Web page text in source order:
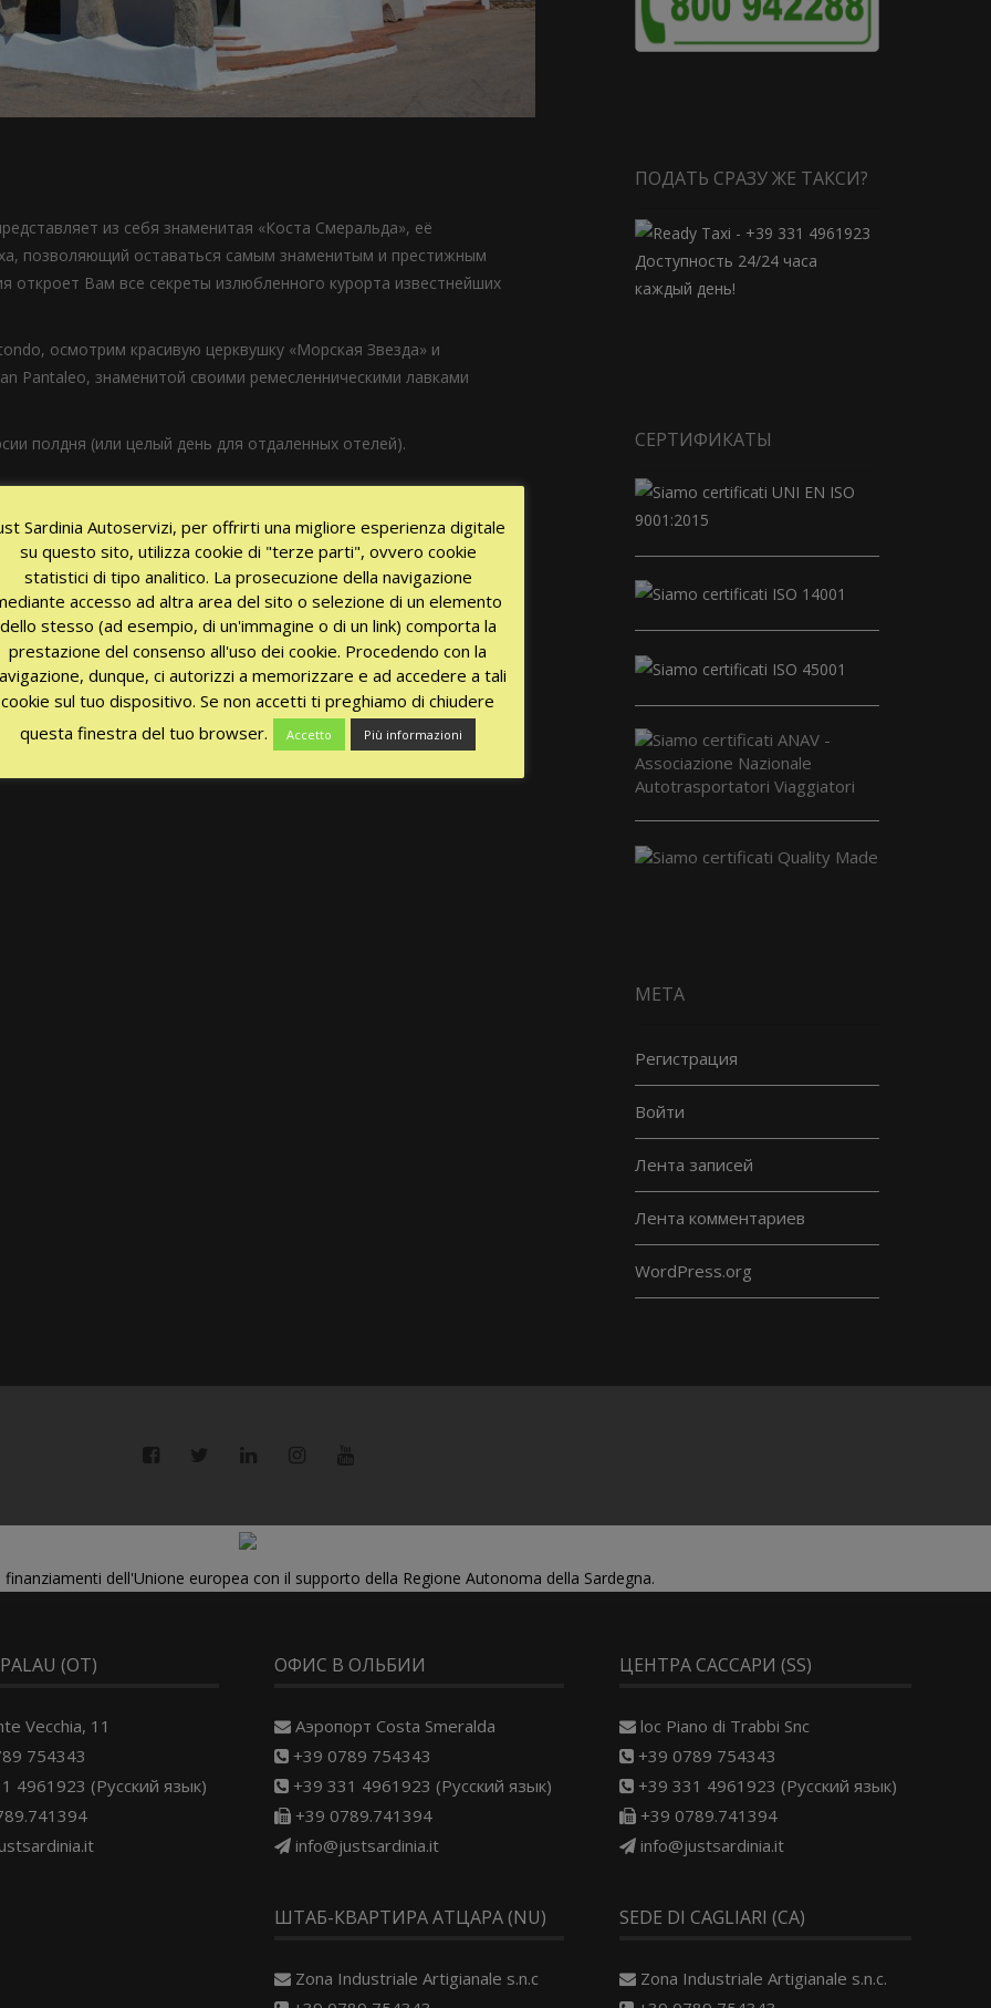
из себя знаменитая «Коста Смеральда», её
позволяющий оставаться самым знаменитым и престижным
откроет Вам все секреты излюбленного курорта известнейших
осмотрим красивую церквушку «Морская Звезда» и
Pantaleo, знаменитой своими ремесленническими лавками
полдня (или целый день для отдаленных отелей).
ПОДАТЬ СРАЗУ ЖЕ ТАКСИ?
Доступность 24/24 часа
каждый день!
СЕРТИФИКАТЫ
МЕТА
Регистрация
Войти
Лента записей
Лента комментариев
WordPress.org
dell'Unione europea con il supporto della Regione Autonoma della Sardegna.
(OT)
Vecchia, 11
754343
4961923 (Русский язык)
ОФИС В ОЛЬБИИ
Aэропорт Costa Smeralda
+39 0789 754343
+39 331 4961923 (Русский язык)
+39 0789.741394
info@justsardinia.it
ШТАБ-КВАРТИРА АТЦАРА (NU)
Zona Industriale Artigianale s.n.c
ЦЕНТРА САССАРИ (SS)
loc Piano di Trabbi Snc
+39 0789 754343
+39 331 4961923 (Русский язык)
+39 0789.741394
info@justsardinia.it
SEDE DI CAGLIARI (CA)
Zona Industriale Artigianale s.n.c.
Sardinia Autoservizi, per offrirti una migliore esperienza digitale
su questo sito, utilizza cookie di "terze parti", ovvero cookie
statistici di tipo analitico. La prosecuzione della navigazione
accesso ad altra area del sito o selezione di un elemento
dello stesso (ad esempio, di un'immagine o di un link) comporta la
prestazione del consenso all'uso dei cookie. Procedendo con la
dunque, ci autorizzi a memorizzare e ad accedere a tali
cookie sul tuo dispositivo. Se non accetti ti preghiamo di chiudere
questa finestra del tuo browser.
Accetto Più informazioni